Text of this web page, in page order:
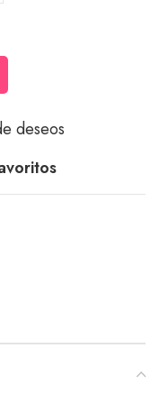
deseos